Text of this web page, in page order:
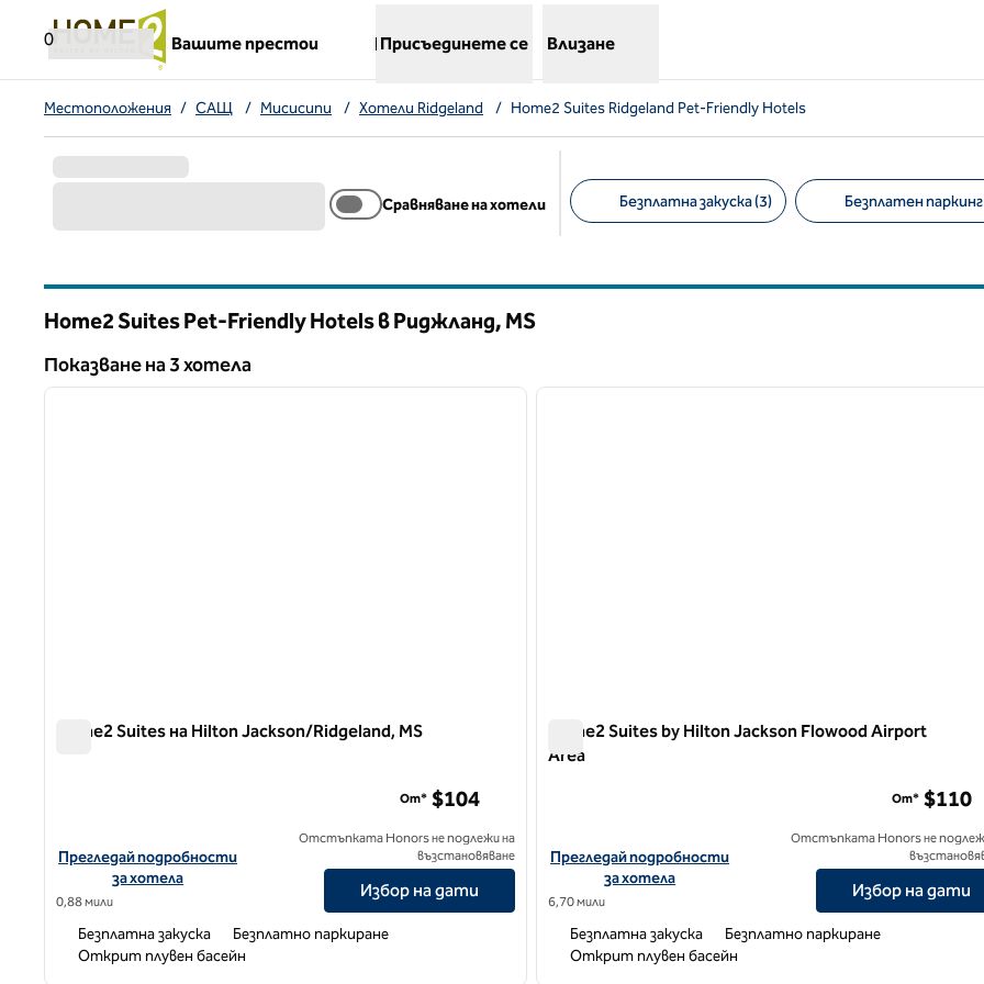
Прескачане към съдържанието
0
Вашите престои
,
Присъединете се Влизане
Местоположения / САЩ / Мисисипи / Хотели Ridgeland / Home2 Suites Ridgeland Pet-Friendly Hotels
Сравняване на хотели Безплатна закуска (3) Безплатен паркинг
Home2 Suites Pet-Friendly Hotels в Риджланд, MS
Показване на 3 хотела
Показване на 3 хотела
1 от 12
следващо изображение
Home2 Suites на Hilton Jackson/Ridgeland, MS
Вижте подробности за хотела за Home2 Suites by Hilton Jackson/Ridgeland, MS
Прегледай подробности
за хотела
0,88 мили
От* $104
Отстъпката Honors не подлежи на
възстановяване
Избор на дати
Безплатна закуска
Безплатно паркиране
Открит плувен басейн
1 от 12
Home2 Suites by Hilton Jackson Flowood Airport
Area
Вижте подробности за хотела за Home2 Suites by Hilton
Прегледай подробности
за хотела
6,70 мили
От* $110
Отстъпката Honors не
Избор на дати
Безплатна закуска
Безплатно паркиране
Открит плувен басейн